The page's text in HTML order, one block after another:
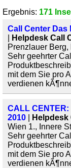
Ergebnis: 171
Call Center Das
Helpdesk Call
Prenzlauer
Sehr geehrter
mit dem Sie pro
verdienen
CALL CENTER:
2010
Helpdesk
Wien 1., Innere
Sehr geehrter
mit dem Sie pro
verdienen